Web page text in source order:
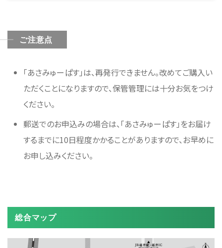
ご注意点
「あさみゅーぱす」は、再発行できません。改めてご購入い
ただくことになりますので、保管管理には十分お気をつけ
ください。
郵送でのお申込みの場合は、「あさみゅーぱす」をお届け
するまでに10日程度かかることがありますので、お早めに
お申し込みください。
総合マップ